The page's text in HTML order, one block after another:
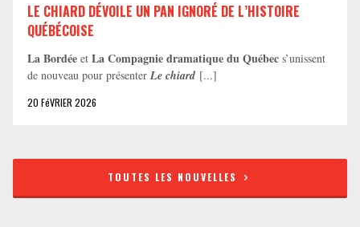
LE CHIARD DÉVOILE UN PAN IGNORÉ DE L’HISTOIRE
QUÉBÉCOISE
La Bordée et La Compagnie dramatique du Québec s’unissent
de nouveau pour présenter Le chiard [...]
20 FéVRIER 2026
TOUTES LES NOUVELLES